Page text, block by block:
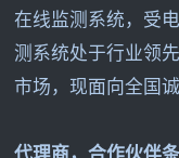
在线监测系统，受
测系统处于行业领
市场，现面向全国